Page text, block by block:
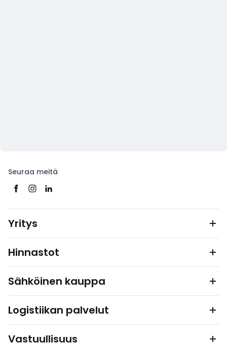
Seuraa meitä
Yritys
Hinnastot
Sähköinen kauppa
Logistiikan palvelut
Vastuullisuus